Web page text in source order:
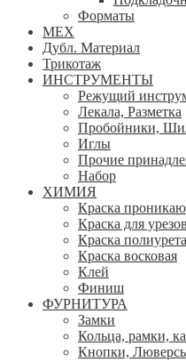
Форматы
МЕХ
Дубл. Материал
Трикотаж
ИНСТРУМЕНТЫ
Режущий
Лекала, Разметка
Пробойники,
Иглы
Прочие
Набор
ХИМИЯ
Краска
Краска для урезов
Краска
Краска восковая
Клей
Финиш
ФУРНИТУРА
Замки
Кольца, рамки,
Кнопки,